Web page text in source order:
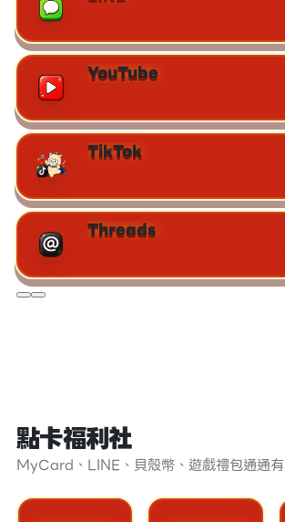
YouTube
TikTok
Threads
點卡福利社
MyCard、LINE、貝殼幣、遊戲禮包通通有